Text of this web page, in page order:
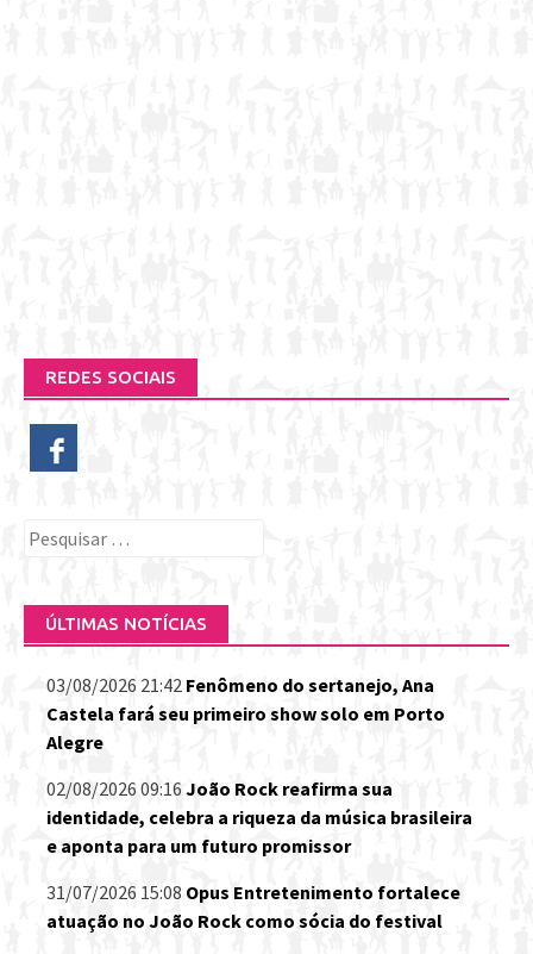
REDES SOCIAIS
Pesquisar
ÚLTIMAS NOTÍCIAS
03/08/2026 21:42 Fenômeno do sertanejo, Ana
Castela fará seu primeiro show solo em Porto
Alegre
02/08/2026 09:16 João Rock reafirma sua
identidade, celebra a riqueza da música brasileira
e aponta para um futuro promissor
31/07/2026 15:08 Opus Entretenimento fortalece
atuação no João Rock como sócia do festival